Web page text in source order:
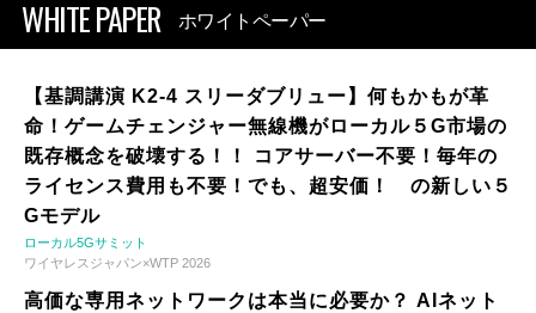
WHITE PAPER ホワイトペーパー
【基調講演 K2-4 スリーダブリュー】何もかもが革
命！ゲームチェンジャー無線機がローカル５G市場の
既存概念を破壊する！！ コアサーバー不要！毎年の
ライセンス費用も不要！でも、超安価！ の新しい５
Gモデル
ローカル5Gサミット
ワイヤレスジャパン×WTP 2026
高価な専用ネットワークは本当に必要か？ AIネット